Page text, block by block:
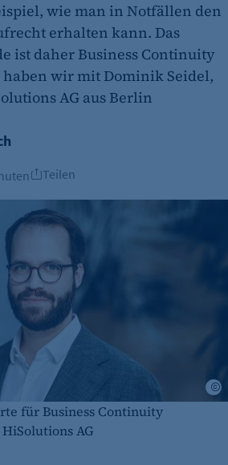
wie man in Notfällen den
erhalten kann. Das
ist daher Business Continuity
wir mit Dominik Seidel,
AG aus Berlin
Teilen
für Business Continuity
AG